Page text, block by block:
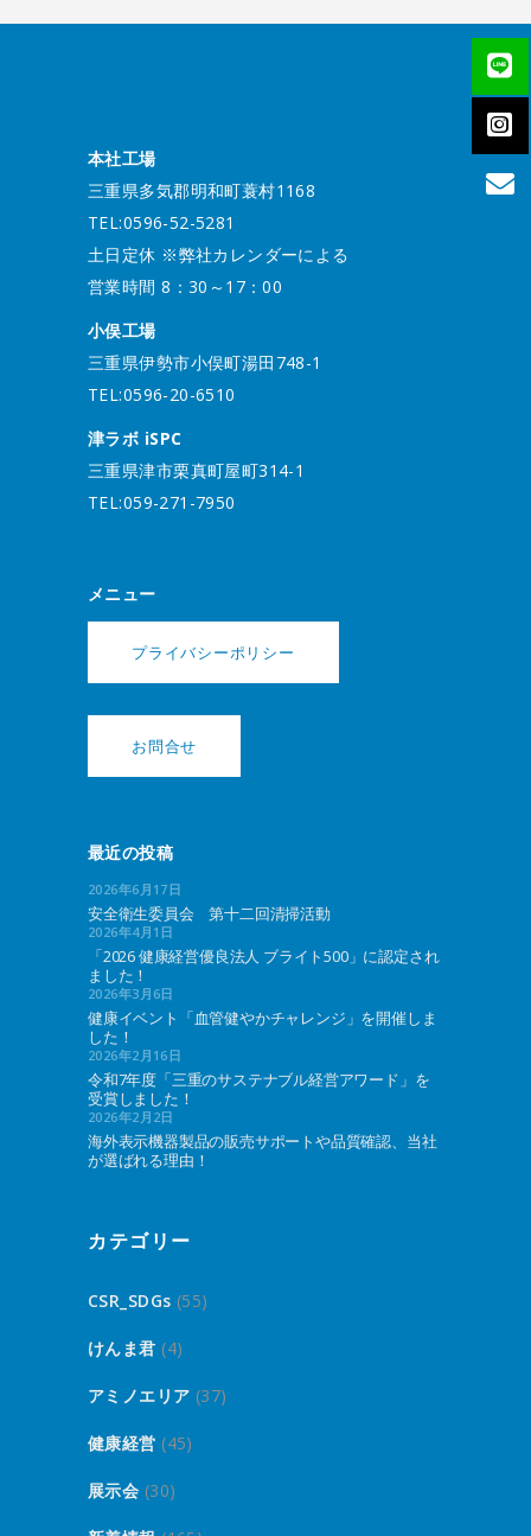
本社工場
三重県多気郡明和町蓑村1168
TEL:0596-52-5281
土日定休 ※弊社カレンダーによる
営業時間 8：30～17：00
小俣工場
三重県伊勢市小俣町湯田748-1
TEL:0596-20-6510
津ラボ iSPC
三重県津市栗真町屋町314-1
TEL:059-271-7950
メニュー
プライバシーポリシー
お問合せ
最近の投稿
2026年6月17日
安全衛生委員会 第十二回清掃活動
2026年4月1日
「2026 健康経営優良法人 ブライト500」に認定され
ました！
2026年3月6日
健康イベント「血管健やかチャレンジ」を開催しま
した！
2026年2月16日
令和7年度「三重のサステナブル経営アワード」を
受賞しました！
2026年2月2日
海外表示機器製品の販売サポートや品質確認、当社
が選ばれる理由！
カテゴリー
CSR_SDGs (55)
けんま君 (4)
アミノエリア (37)
健康経営 (45)
展示会 (30)